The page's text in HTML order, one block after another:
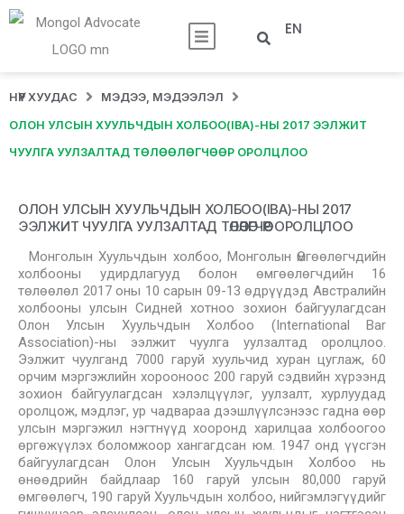
EN
НҮҮР ХУУДАС МЭДЭЭ, МЭДЭЭЛЭЛ
ОЛОН УЛСЫН ХУУЛЬЧДЫН ХОЛБОО(IBA)-НЫ 2017 ЭЭЛЖИТ
ЧУУЛГА УУЛЗАЛТАД ТӨЛӨӨЛӨГЧӨӨР ОРОЛЦЛОО
ОЛОН УЛСЫН ХУУЛЬЧДЫН ХОЛБОО(IBA)-НЫ 2017
ЭЭЛЖИТ ЧУУЛГА УУЛЗАЛТАД ТӨЛӨӨЛӨГЧӨӨР ОРОЛЦЛОО
Монголын Хуульчдын холбоо, Монголын Өмгөөлөгчдийн
холбооны удирдлагууд болон өмгөөлөгчдийн 16
төлөөлөл 2017 оны 10 сарын 09-13 өдрүүдэд Австралийн
холбооны улсын Сидней хотноо зохион байгуулагдсан
Олон Улсын Хуульчдын Холбоо (International Bar
Association)-ны ээлжит чуулга уулзалтад оролцлоо.
Ээлжит чуулганд 7000 гаруй хуульчид хуран цуглаж, 60
орчим мэргэжлийн хорооноос 200 гаруй сэдвийн хүрээнд
зохион байгуулагдсан хэлэлцүүлэг, уулзалт, хурлуудад
оролцож, мэдлэг, ур чадвараа дээшлүүлсэнээс гадна өөр
улсын мэргэжил нэгтнүүд хооронд харилцаа холбоогоо
өргөжүүлэх боломжоор хангагдсан юм. 1947 онд үүсгэн
байгуулагдсан Олон Улсын Хуульчдын Холбоо нь
өнөөдрийн байдлаар 160 гаруй улсын 80,000 гаруй
өмгөөлөгч, 190 гаруй Хуульчдын холбоо, нийгэмлэгүүдийг